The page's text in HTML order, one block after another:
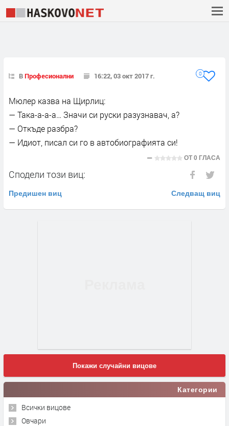
ВПрофесионални 16:22, 03 окт 2017 г. 0
Мюлер казва на Щирлиц:
— Така-а-а-а… Значи си руски разузнавач, а?
— Откъде разбра?
— Идиот, писал си го в автобиографията си!
ОТ0 ГЛАСА
Сподели този виц:
Предишен виц Следващ виц
Покажи случайни вицове
Категории
Всички вицове
Овчари